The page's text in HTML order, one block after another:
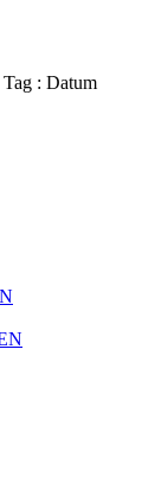
: Datum